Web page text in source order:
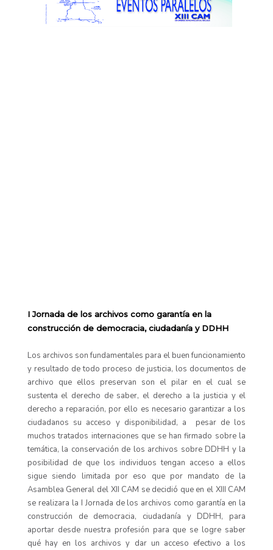
I Jornada de los archivos como garantía en la
construcción de democracia, ciudadanía y DDHH
Los archivos son fundamentales para el buen funcionamiento
y resultado de todo proceso de justicia, los documentos de
archivo que ellos preservan son el pilar en el cual se
sustenta el derecho de saber, el derecho a la justicia y el
derecho a reparación, por ello es necesario garantizar a los
ciudadanos su acceso y disponibilidad, a pesar de los
muchos tratados internaciones que se han firmado sobre la
temática, la conservación de los archivos sobre DDHH y la
posibilidad de que los individuos tengan acceso a ellos
sigue siendo limitada por eso que por mandato de la
Asamblea General del XII CAM se decidió que en el XIII CAM
se realizara la I Jornada de los archivos como garantía en la
construcción de democracia, ciudadanía y DDHH, para
aportar desde nuestra profesión para que se logre saber
qué hay en los archivos y dar un acceso efectivo a los